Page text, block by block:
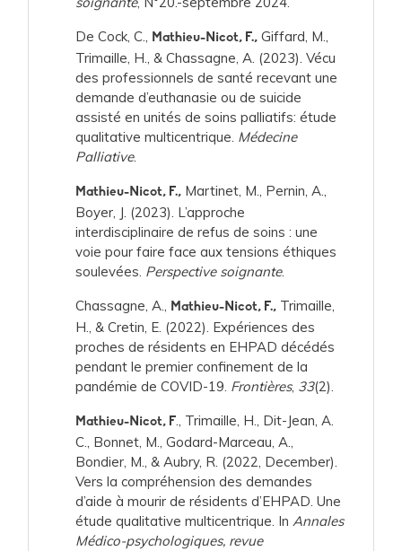
De Cock, C., Mathieu-Nicot, F., Giffard, M.,
Trimaille, H., & Chassagne, A. (2023). Vécu
des professionnels de santé recevant une
demande d’euthanasie ou de suicide
assisté en unités de soins palliatifs: étude
qualitative multicentrique. Médecine
Palliative.
Mathieu-Nicot, F., Martinet, M., Pernin, A.,
Boyer, J. (2023). L’approche
interdisciplinaire de refus de soins : une
voie pour faire face aux tensions éthiques
soulevées. Perspective soignante.
Chassagne, A., Mathieu-Nicot, F., Trimaille,
H., & Cretin, E. (2022). Expériences des
proches de résidents en EHPAD décédés
pendant le premier confinement de la
pandémie de COVID-19. Frontières, 33(2).
Mathieu-Nicot, F., Trimaille, H., Dit-Jean, A.
C., Bonnet, M., Godard-Marceau, A.,
Bondier, M., & Aubry, R. (2022, December).
Vers la compréhension des demandes
d’aide à mourir de résidents d’EHPAD. Une
étude qualitative multicentrique. InAnnales
Médico-psychologiques, revue